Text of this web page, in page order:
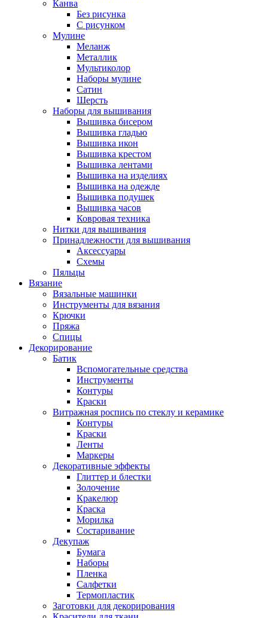
Канва
Без рисунка
С рисунком
Мулине
Меланж
Металлик
Мультиколор
Наборы мулине
Сатин
Шерсть
Наборы для вышивания
Вышивка бисером
Вышивка гладью
Вышивка икон
Вышивка крестом
Вышивка лентами
Вышивка на изделиях
Вышивка на одежде
Вышивка подушек
Вышивка часов
Ковровая техника
Нитки для вышивания
Принадлежности для вышивания
Аксессуары
Схемы
Пяльцы
Вязание
Вязальные машинки
Инструменты для вязания
Крючки
Пряжа
Спицы
Декорирование
Батик
Вспомогательные средства
Инструменты
Контуры
Краски
Витражная роспись по стеклу и керамике
Контуры
Краски
Ленты
Маркеры
Декоративные эффекты
Глиттер и блестки
Золочение
Кракелюр
Краска
Морилка
Состаривание
Декупаж
Бумага
Наборы
Пленка
Салфетки
Термопластик
Заготовки для декорирования